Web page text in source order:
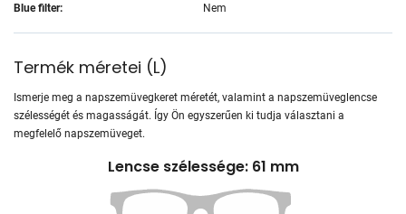
Blue filter:
Nem
Termék méretei (L)
Ismerje meg a napszemüvegkeret méretét, valamint a napszemüveglencse
szélességét és magasságát. Így Ön egyszerűen ki tudja választani a
megfelelő napszemüveget.
Lencse szélessége: 61 mm